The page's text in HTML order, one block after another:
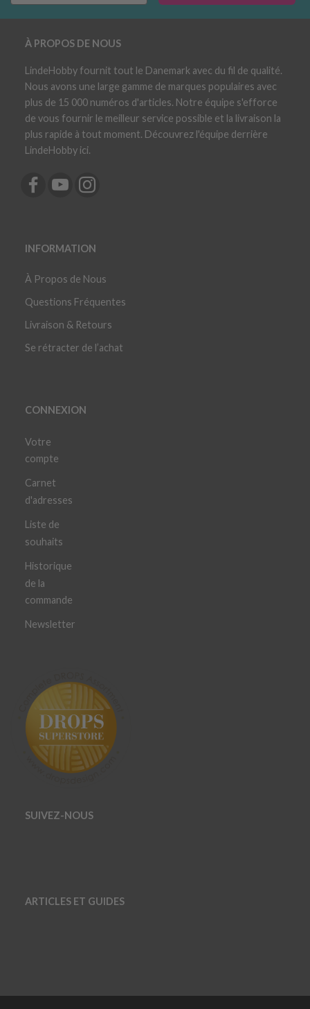
À PROPOS DE NOUS
LindeHobby fournit tout le Danemark avec du fil de qualité.
Nous avons une large gamme de marques populaires avec
plus de 15 000 numéros d'articles. Notre équipe s'efforce
de vous fournir le meilleur service possible et la livraison la
plus rapide à tout moment. Découvrez l'équipe derrière
LindeHobby ici.
INFORMATION
À Propos de Nous
Questions Fréquentes
Livraison & Retours
Se rétracter de l’achat
CONNEXION
Votre
compte
Carnet
d'adresses
Liste de
souhaits
Historique
de la
commande
Newsletter
SUIVEZ-NOUS
ARTICLES ET GUIDES